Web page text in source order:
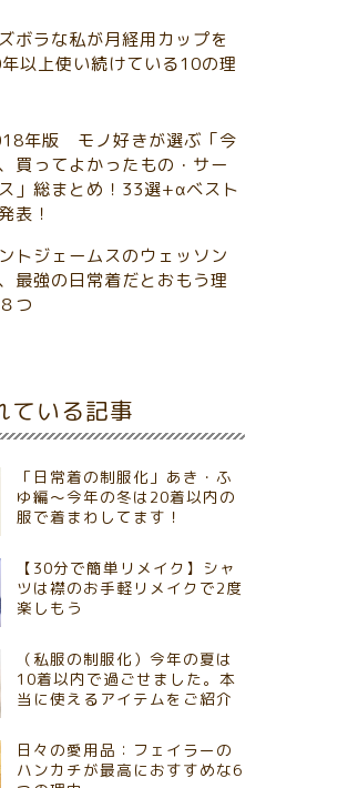
ボラな私が月経用カップを
以上使い続けている10の理
年版 モノ好きが選ぶ「今
買ってよかったもの・サー
」総まとめ！33選+αベスト
表！
トジェームスのウェッソン
最強の日常着だとおもう理
つ
ている記事
「日常着の制服化」あき・ふ
ゆ編～今年の冬は20着以内の
服で着まわしてます！
【30分で簡単リメイク】シャ
ツは襟のお手軽リメイクで2度
楽しもう
（私服の制服化）今年の夏は
10着以内で過ごせました。本
当に使えるアイテムをご紹介
日々の愛用品：フェイラーの
ハンカチが最高におすすめな6